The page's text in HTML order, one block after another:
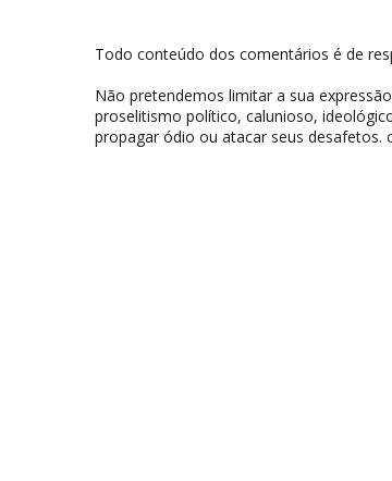
Todo conteúdo dos comentários é de
Não pretendemos limitar a sua
proselitismo político, calunioso,
propagar ódio ou atacar seus desafetos.